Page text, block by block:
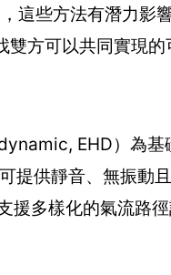
這些方法有潛力影
方可以共同實現的
EHD）為基
提供靜音、無振動
多樣化的氣流路